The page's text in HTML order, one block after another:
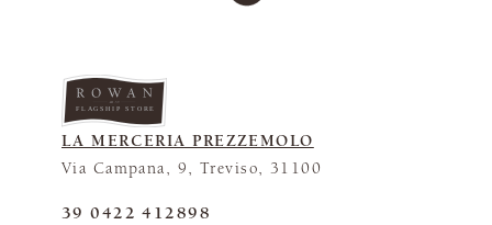
FLAGSHIP STORE
LA MERCERIA PREZZEMOLO
Via Campana, 9, Treviso, 31100
39 0422 412898